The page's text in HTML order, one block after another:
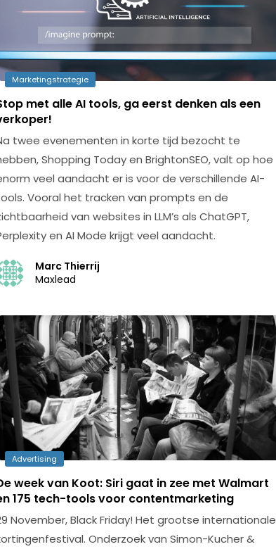
Marketingstrategie
met alle AI tools, ga eerst denken als een
twee evenementen in korte tijd bezocht te
Shopping Today en BrightonSEO, valt op hoe
veel aandacht er is voor de verschillende AI-
Vooral het tracken van prompts en de
van websites in LLM’s als ChatGPT,
en AI Mode krijgt veel aandacht.
Marc Thierrij
Maxlead
Advertising
week van Koot: Siri gaat in zee met Walmart
175 tech-tools voor contentmarketing
November, Black Friday! Het grootse internationale
Onderzoek van Simon-Kucher &